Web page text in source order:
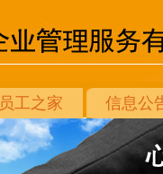
员工之家 信息公